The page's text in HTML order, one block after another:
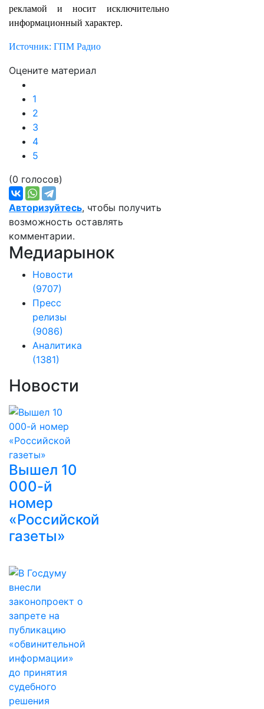
рекламой и носит исключительно
информационный характер.
Источник: ГПМ Радио
Оцените материал
1
2
3
4
5
(0 голосов)
Авторизуйтесь, чтобы получить
возможность оставлять
комментарии.
Медиарынок
Новости
(9707)
Пресс
релизы
(9086)
Аналитика
(1381)
Новости
Вышел 10
000-й
номер
«Российской
газеты»